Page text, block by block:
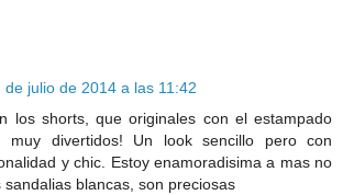
de julio de 2014 a las 11:42
los shorts, que originales con el estampado
muy divertidos! Un look sencillo pero con
y chic. Estoy enamoradisima a mas no
sandalias blancas, son preciosas